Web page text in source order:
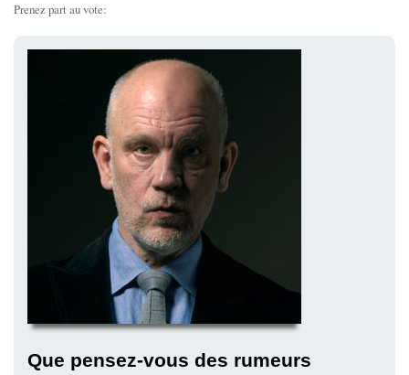
Prenez part au vote:
Que pensez-vous des rumeurs